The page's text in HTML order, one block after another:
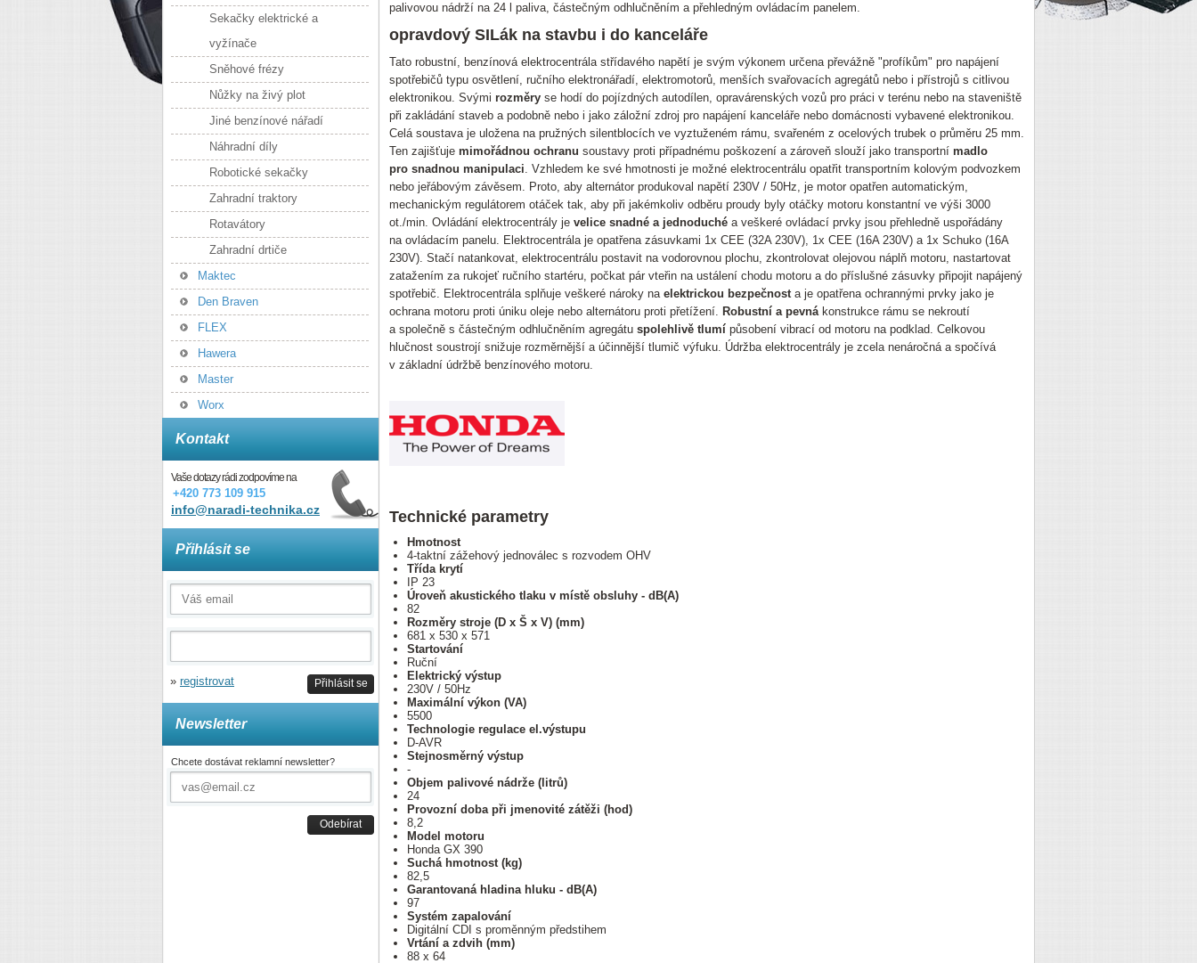
palivovou nádrží na 24 l paliva, částečným odhlučněním a přehledným ovládacím panelem.
opravdový SILák na stavbu i do kanceláře
Tato robustní, benzínová elektrocentrála střídavého napětí je svým výkonem určena převážně "profíkům" pro napájení
spotřebičů typu osvětlení, ručního elektronářadí, elektromotorů, menších svařovacích agregátů nebo i přístrojů s citlivou
elektronikou. Svými rozměry se hodí do pojízdných autodílen, opravárenských vozů pro práci v terénu nebo na staveniště
při zakládání staveb a podobně nebo i jako záložní zdroj pro napájení kanceláře nebo domácnosti vybavené elektronikou.
Celá soustava je uložena na pružných silentblocích ve vyztuženém rámu, svařeném z ocelových trubek o průměru 25 mm.
Ten zajišťuje mimořádnou ochranu soustavy proti případnému poškození a zároveň slouží jako transportní madlo
pro snadnou manipulaci. Vzhledem ke své hmotnosti je možné elektrocentrálu opatřit transportním kolovým podvozkem
nebo jeřábovým závěsem. Proto, aby alternátor produkoval napětí 230V / 50Hz, je motor opatřen automatickým,
mechanickým regulátorem otáček tak, aby při jakémkoliv odběru proudy byly otáčky motoru konstantní ve výši 3000
ot./min. Ovládání elektrocentrály je velice snadné a jednoduché a veškeré ovládací prvky jsou přehledně uspořádány
na ovládacím panelu. Elektrocentrála je opatřena zásuvkami 1x CEE (32A 230V), 1x CEE (16A 230V) a 1x Schuko (16A
230V). Stačí natankovat, elektrocentrálu postavit na vodorovnou plochu, zkontrolovat olejovou náplň motoru, nastartovat
zatažením za rukojeť ručního startéru, počkat pár vteřin na ustálení chodu motoru a do příslušné zásuvky připojit napájený
spotřebič. Elektrocentrála splňuje veškeré nároky na elektrickou bezpečnosta je opatřena ochrannými prvky jako je
ochrana motoru proti úniku oleje nebo alternátoru proti přetížení. Robustní a pevnákonstrukce rámu se nekroutí
a společně s částečným odhlučněním agregátu spolehlivě tlumí působení vibrací od motoru na podklad. Celkovou
hlučnost soustrojí snižuje rozměrnější a účinnější tlumič výfuku. Údržba elektrocentrály je zcela nenáročná a spočívá
v základní údržbě benzínového motoru.
Technické parametry
Hmotnost
4-taktní zážehový jednoválec s rozvodem OHV
Třída krytí
IP 23
Úroveň akustického tlaku v místě obsluhy - dB(A)
82
Rozměry stroje (D x Š x V) (mm)
681 x 530 x 571
Startování
Ruční
Elektrický výstup
230V / 50Hz
Maximální výkon (VA)
5500
Technologie regulace el.výstupu
D-AVR
Stejnosměrný výstup
-
Objem palivové nádrže (litrů)
24
Provozní doba při jmenovité zátěži (hod)
8,2
Model motoru
Honda GX 390
Suchá hmotnost (kg)
82,5
Garantovaná hladina hluku - dB(A)
97
Systém zapalování
Digitální CDI s proměnným předstihem
Vrtání a zdvih (mm)
88 x 64
Sekačky elektrické a
vyžínače
Sněhové frézy
Nůžky na živý plot
Jiné benzínové nářadí
Náhradní díly
Robotické sekačky
Zahradní traktory
Rotavátory
Zahradní drtiče
Maktec
Den Braven
FLEX
Hawera
Master
Worx
Kontakt
Vaše dotazy rádi zodpovíme na
+420 773 109 915
info@naradi-technika.cz
Přihlásit se
Přihlásit se
» registrovat
Newsletter
Chcete dostávat reklamní newsletter?
Odebírat